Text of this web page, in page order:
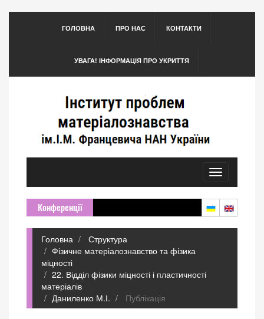
ГОЛОВНА ПРО НАС КОНТАКТИ
УВАГА! ІНФОРМАЦІЯ ПРО УКРИТТЯ
Toggle
navigation
Конференції
Головна
Структура
Фізичне матеріалознавство та фізика
міцності
22. Відділ фізики міцності і пластичності
матеріалів
Даниленко М.І.
Публікація